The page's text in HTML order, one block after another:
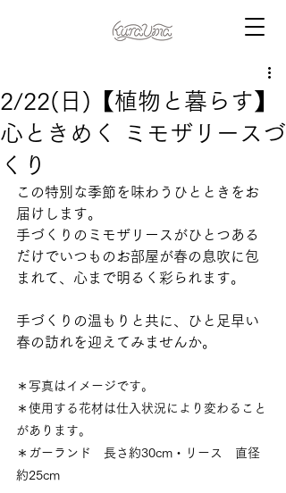
2/22(日)【植物と暮らす】
心ときめく ミモザリースづ
くり
この特別な季節を味わうひとときをお
届けします。
手づくりのミモザリースがひとつある
だけでいつものお部屋が春の息吹に包
まれて、心まで明るく彩られます。
手づくりの温もりと共に、ひと足早い
春の訪れを迎えてみませんか。
＊写真はイメージです。
＊使用する花材は仕入状況により変わること
があります。
＊ガーランド　長さ約30cm・リース　直径
約25cm